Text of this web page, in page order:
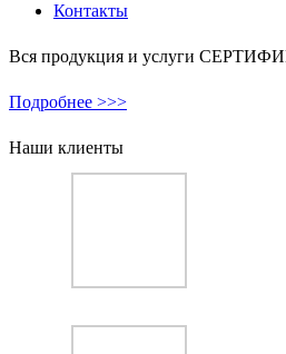
Контакты
Вся продукция и услуги
Подробнее >>>
Наши клиенты